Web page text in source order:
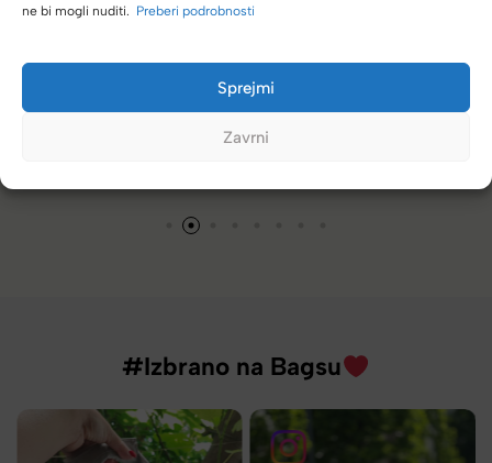
ne bi mogli nuditi. Preberi podrobnosti
Sprejmi
Zavrni
grem direktno k vam. Vedno se
Zelo dobra
#Izbrano na Bagsu